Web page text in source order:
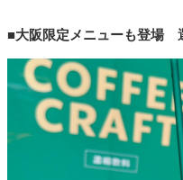
■大阪限定メニューも登場